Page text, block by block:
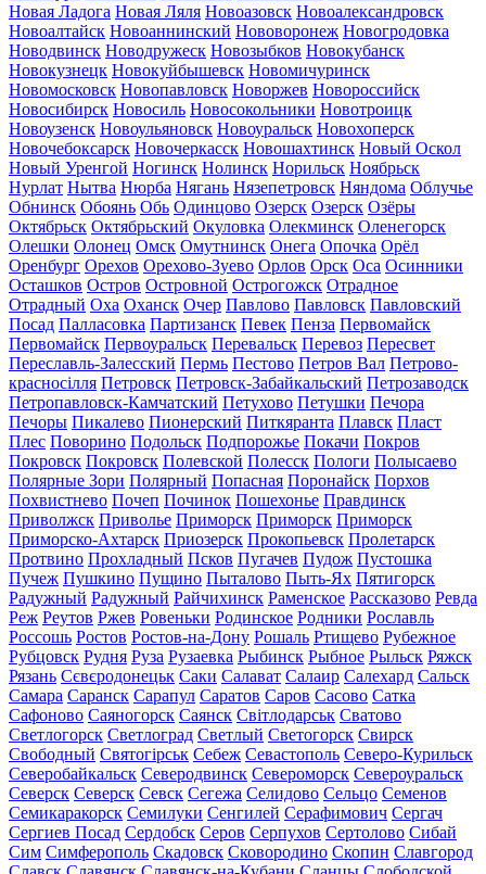
Новая Ладога Новая Ляля Новоазовск Новоалександровск
Новоалтайск Новоаннинский Нововоронеж Новогродовка
Новодвинск Новодружеск Новозыбков Новокубанск
Новокузнецк Новокуйбышевск Новомичуринск
Новомосковск Новопавловск Новоржев Новороссийск
Новосибирск Новосиль Новосокольники Новотроицк
Новоузенск Новоульяновск Новоуральск Новохоперск
Новочебоксарск Новочеркасск Новошахтинск Новый Оскол
Новый Уренгой Ногинск Нолинск Норильск Ноябрьск
Нурлат Нытва Нюрба Нягань Нязепетровск Няндома Облучье
Обнинск Обоянь Обь Одинцово Озерск Озерск Озёры
Октябрьск Октябрьский Окуловка Олекминск Оленегорск
Олешки Олонец Омск Омутнинск Онега Опочка Орёл
Оренбург Орехов Орехово-Зуево Орлов Орск Оса Осинники
Осташков Остров Островной Острогожск Отрадное
Отрадный Оха Оханск Очер Павлово Павловск Павловский
Посад Палласовка Партизанск Певек Пенза Первомайск
Первомайск Первоуральск Перевальск Перевоз Пересвет
Переславль-Залесский Пермь Пестово Петров Вал Петрово-
красносілля Петровск Петровск-Забайкальский Петрозаводск
Петропавловск-Камчатский Петухово Петушки Печора
Печоры Пикалево Пионерский Питкяранта Плавск Пласт
Плес Поворино Подольск Подпорожье Покачи Покров
Покровск Покровск Полевской Полесск Пологи Полысаево
Полярные Зори Полярный Попасная Поронайск Порхов
Похвистнево Почеп Починок Пошехонье Правдинск
Приволжск Приволье Приморск Приморск Приморск
Приморско-Ахтарск Приозерск Прокопьевск Пролетарск
Протвино Прохладный Псков Пугачев Пудож Пустошка
Пучеж Пушкино Пущино Пыталово Пыть-Ях Пятигорск
Радужный Радужный Райчихинск Раменское Рассказово Ревда
Реж Реутов Ржев Ровеньки Родинское Родники Рославль
Россошь Ростов Ростов-на-Дону Рошаль Ртищево Рубежное
Рубцовск Рудня Руза Рузаевка Рыбинск Рыбное Рыльск Ряжск
Рязань Сєвєродонецьк Саки Салават Салаир Салехард Сальск
Самара Саранск Сарапул Саратов Саров Сасово Сатка
Сафоново Саяногорск Саянск Світлодарськ Сватово
Светлогорск Светлоград Светлый Светогорск Свирск
Свободный Святогірськ Себеж Севастополь Северо-Курильск
Северобайкальск Северодвинск Североморск Североуральск
Северск Северск Севск Сегежа Селидово Сельцо Семенов
Семикаракорск Семилуки Сенгилей Серафимович Сергач
Сергиев Посад Сердобск Серов Серпухов Сертолово Сибай
Сим Симферополь Скадовск Сковородино Скопин Славгород